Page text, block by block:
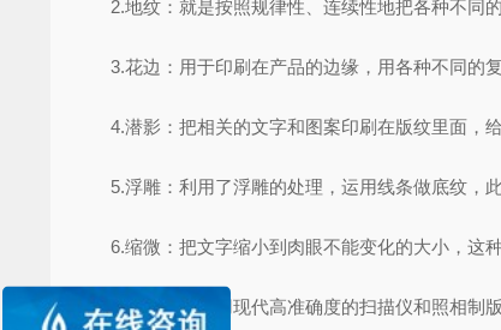
2.地纹：就是按照规律性、连续性地把各种不同的
3.花边：用于印刷在产品的边缘，用各种不同的复
4.潜影：把相关的文字和图案印刷在版纹里面，
5.浮雕：利用了浮雕的处理，运用线条做底纹，此
6.缩微：把文字缩小到肉眼不能变化的大小，这种
7.防扫描：使用现代高准确度的扫描仪和照相制版